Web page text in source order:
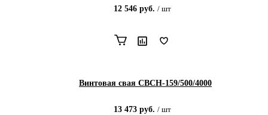
12 546 руб. / шт
Винтовая свая СВСН-159/500/4000
13 473 руб. / шт